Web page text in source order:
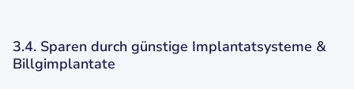
3.4. Sparen durch günstige Implantatsysteme &
Billgimplantate